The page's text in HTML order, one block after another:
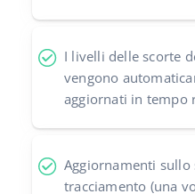
I livelli delle scorte
vengono
aggiornati in tempo
Aggiornamenti
tracciamento (una